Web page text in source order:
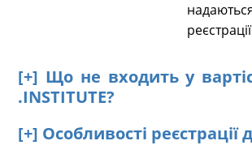
[+] Що не входить у
.INSTITUTE?
[+] Особливості реєстрації